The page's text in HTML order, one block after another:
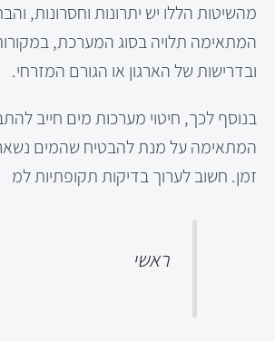
מהשיטות הללו יש יתרונות וחסרונות,
המתאימה תלויה בסוג המערכת,
ובדרישות של הארגון או הגורם המזרחי.
בנוסף לכך, חיטוי מערכות מים חייב
המתאימה על מנת להבטיח שהמים
זמן. חשוב לערוך בדיקות תקופתיות למ
ראשי